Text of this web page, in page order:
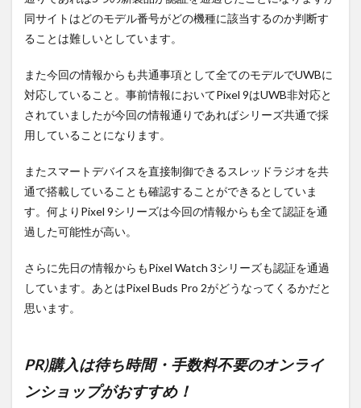
同サイトはどのモデル番号がどの機種に該当するのか判断す
ることは難しいとしています。
また今回の情報からも共通事項として全てのモデルでUWBに
対応していること。事前情報においてPixel 9はUWB非対応と
されていましたが今回の情報通りであればシリーズ共通で採
用していることになります。
またスマートデバイスを直接制御できるスレッドラジオを共
通で搭載していることも確認することができるとしていま
す。何よりPixel 9シリーズは今回の情報からも全て認証を通
過した可能性が高い。
さらに先日の情報からもPixel Watch 3シリーズも認証を通過
しています。あとはPixel Buds Pro 2がどうなってくるかだと
思います。
PR)購入は待ち時間・手数料不要のオンライ
ンショップがおすすめ！